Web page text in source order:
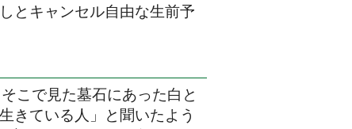
とキャンセル自由な生前予
こで見た墓石にあった白と
きている人」と聞いたよう